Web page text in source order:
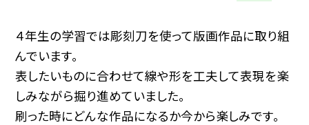
４年生の学習では彫刻刀を使って版画作品に取り組
んでいます。
表したいものに合わせて線や形を工夫して表現を楽
しみながら掘り進めていました。
刷った時にどんな作品になるか今から楽しみです。